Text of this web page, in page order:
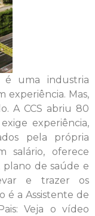
uma industria
experiência. Mas,
A CCS abriu 80
experiência,
pela própria
salário, oferece
plano de saúde e
e trazer os
é a Assistente de
Veja o vídeo